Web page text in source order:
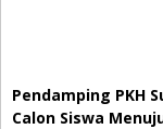
Pendamping PKH
Calon Siswa